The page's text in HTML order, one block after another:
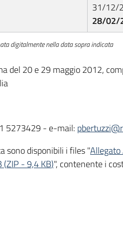
31/12/
28/02/
digitalmente nella data sopra indicata
del 20 e 29 maggio 2012,
5273429 - e-mail:
sono disponibili i files "Allegato
(ZIP -9,4 KB)", contenente i